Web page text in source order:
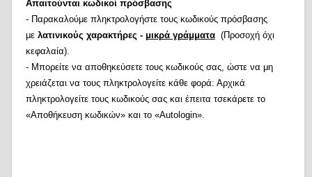
Απαιτούνται κωδικοί πρόσβασης
- Παρακαλούμε πληκτρολογήστε τους κωδικούς πρόσβασης
με λατινικούς χαρακτήρες - μικρά γράμματα(Προσοχή όχι
κεφαλαία).
- Μπορείτε να αποθηκεύσετε τους κωδικούς σας, ώστε να μη
χρειάζεται να τους πληκτρολογείτε κάθε φορά: Αρχικά
πληκτρολογείτε τους κωδικούς σας και έπειτα τσεκάρετε το
«Αποθήκευση κωδικών» και το «Autologin».